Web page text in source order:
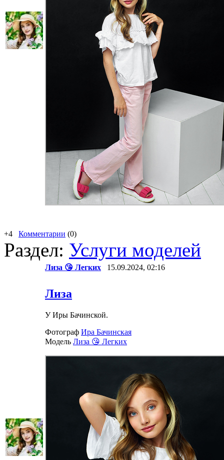
+4 Комментарии (0)
Раздел: Услуги моделей
Лиза 😘 Легких 15.09.2024, 02:16
Лиза
У Иры Бачинской.
Фотограф Ира Бачинская
Модель Лиза 😘 Легких